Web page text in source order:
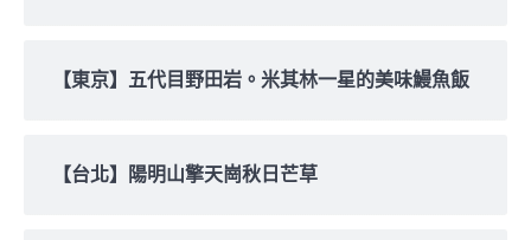
【東京】五代目野田岩。米其林一星的美味鰻魚飯
【台北】陽明山擎天崗秋日芒草